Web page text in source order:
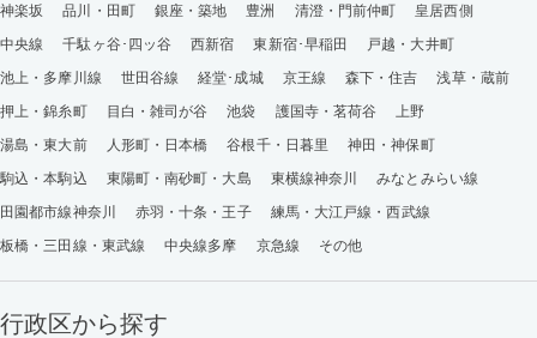
神楽坂
品川・田町 銀座・築地 豊洲 清澄・門前仲町
皇居西側
中央線
千駄ヶ谷･四ッ谷 西新宿 東新宿･早稲田
戸越・大井町
池上・多摩川線
世田谷線 経堂･成城 京王線 森下・住吉
浅草・蔵前
押上・錦糸町
目白・雑司が谷 池袋 護国寺・茗荷谷
上野
湯島・東大前
人形町・日本橋 谷根千・日暮里
神田・神保町
駒込・本駒込
東陽町・南砂町・大島 東横線神奈川
みなとみらい線
田園都市線神奈川
赤羽・十条・王子
練馬・大江戸線・西武線
板橋・三田線・東武線
中央線多摩 京急線 その他
行政区から探す